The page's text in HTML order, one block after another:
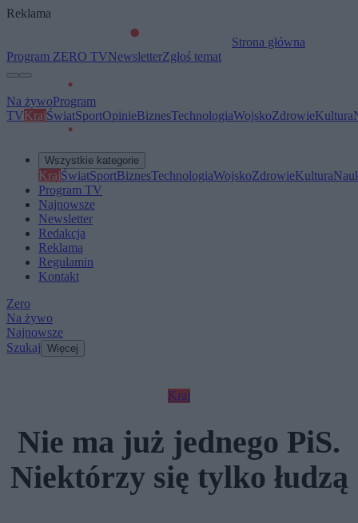
Reklama
Strona główna
Program ZERO TVNewsletterZgłoś temat
Na żywoProgram
TVKrajŚwiatSportOpinieBiznesTechnologiaWojskoZdrowieKultura
Wszystkie kategorie
KrajŚwiatSportBiznesTechnologiaWojskoZdrowieKultura
Program TV
Najnowsze
Newsletter
Redakcja
Reklama
Regulamin
Kontakt
Zero
Na żywo
Najnowsze
Szukaj Więcej
Kraj
Nie ma już jednego PiS.
Niektórzy się tylko łudzą